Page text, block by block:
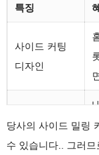
특징
사이드 커팅
디자인
드 소재
당사의 사이드 밀링
수 있습니다.. 그러